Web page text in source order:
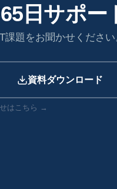
日サポー
課題をお聞かせください
資料ダウンロード
はこちら →